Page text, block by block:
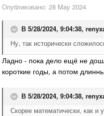
Опубликовано: 28 May 2024
В 5/28/2024, 9:04:38,
Ну, так исторически
Ладно - пока дело ещё не
короткие годы, а потом
В 5/28/2024, 9:04:38,
Скорее математически, как и